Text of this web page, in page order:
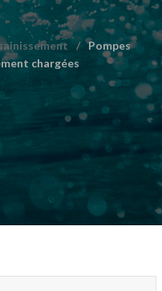
/ Pompes
chargées